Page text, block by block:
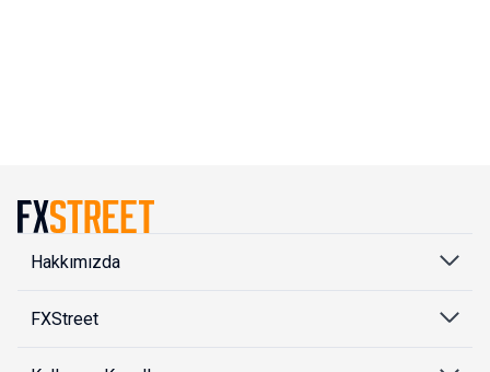
Hakkımızda
FXStreet